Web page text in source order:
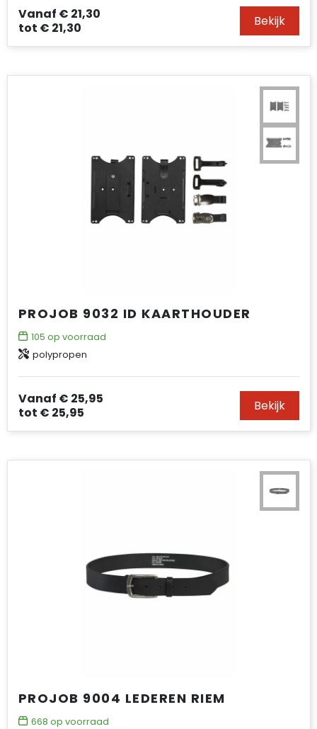
Vanaf € 21,30
tot € 21,30 Bekijk
PROJOB 9032 ID KAARTHOUDER
105 op voorraad
polypropen
Vanaf € 25,95
tot € 25,95 Bekijk
PROJOB 9004 LEDEREN RIEM
668 op voorraad